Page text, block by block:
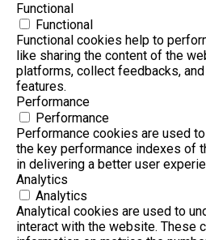
Functional
Functional
Functional cookies help to
like sharing the content of the
platforms, collect feedbacks,
features.
Performance
Performance
Performance cookies are used
the key performance indexes of
in delivering a better user
Analytics
Analytics
Analytical cookies are used to
interact with the website. These